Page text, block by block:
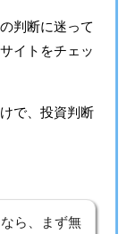
判断に迷って
イトをチェッ
で、投資判断
ら、まず無